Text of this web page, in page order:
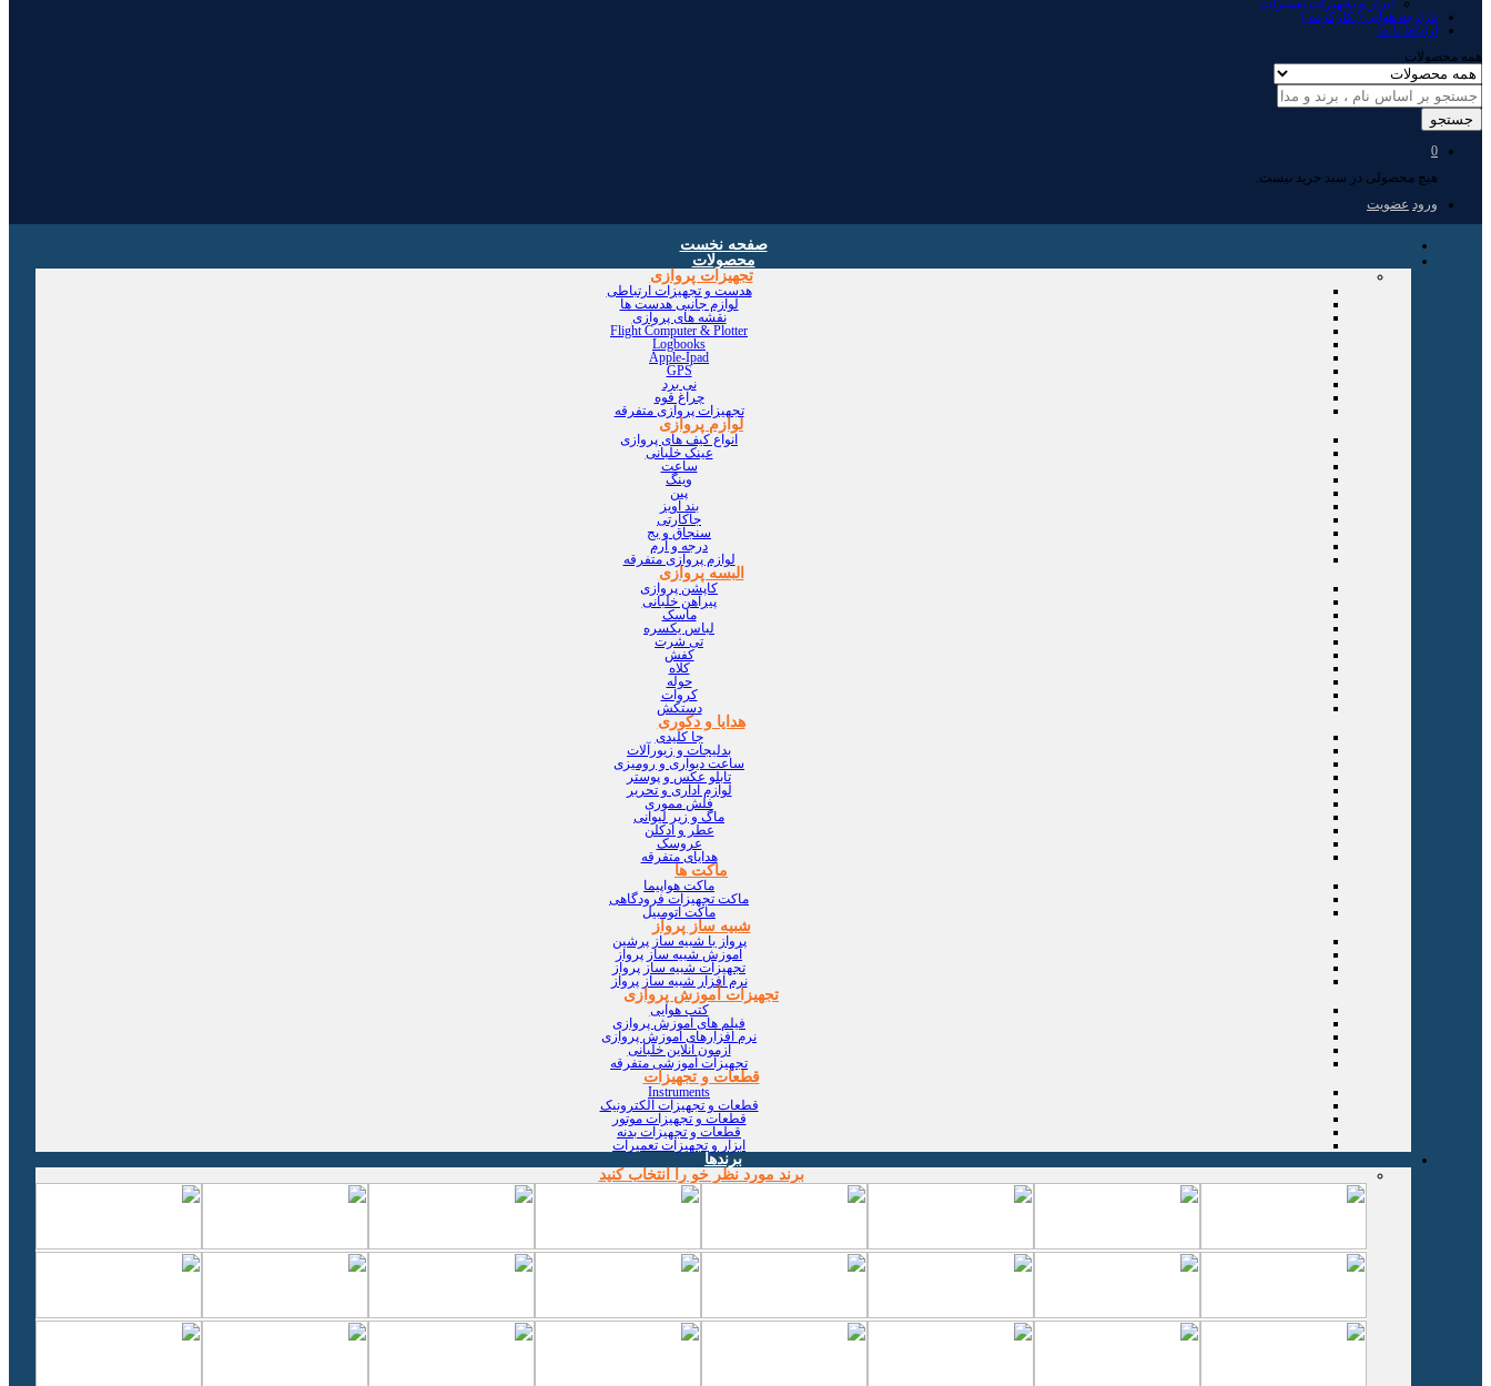
ابزار و تجهیزات تعمیرات
بازارچه هوایی ( کارکرده )
ارتباط با ما
همه محصولات
جستجو
0
هیچ محصولی در سبد خرید نیست.
ورود عضویت
صفحه نخست
محصولات
تجهیزات پروازی
هدست و تجهیزات ارتباطی
لوازم جانبی هدست ها
نقشه های پروازی
Flight Computer & Plotter
Logbooks
Apple-Ipad
GPS
نی برد
چراغ قوه
تجهیزات پروازی متفرقه
لوازم پروازی
انواع کیف های پروازی
عینک خلبانی
ساعت
وینگ
پین
بند آویز
جاکارتی
سنجاق و بج
درجه و آرم
لوازم پروازی متفرقه
البسه پروازی
کاپشن پروازی
پیراهن خلبانی
ماسک
لباس یکسره
تی شرت
کفش
کلاه
حوله
کروات
دستکش
هدایا و دکوری
جا کلیدی
بدلیجات و زیورآلات
ساعت دیواری و رومیزی
تابلو عکس و پوستر
لوازم اداری و تحریر
فلش مموری
ماگ و زیر لیوانی
عطر و ادکلن
عروسک
هدایای متفرقه
ماکت ها
ماکت هواپیما
ماکت تجهیزات فرودگاهی
ماکت اتومبیل
شبیه ساز پرواز
پرواز با شبیه ساز پرشین
آموزش شبیه ساز پرواز
تجهیزات شبیه ساز پرواز
نرم افزار شبیه ساز پرواز
تجهیزات آموزش پروازی
کتب هوایی
فیلم های آموزش پروازی
نرم افزارهای آموزش پروازی
آزمون آنلاین خلبانی
تجهیزات آموزشی متفرقه
قطعات و تجهیزات
Instruments
قطعات و تجهیزات الکترونیک
قطعات و تجهیزات موتور
قطعات و تجهیزات بدنه
ابزار و تجهیزات تعمیرات
برندها
برند مورد نظر خو را انتخاب کنید